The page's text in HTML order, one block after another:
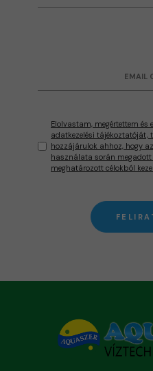
Elolvastam, megértettem és
adatkezelési tájékoztatóját,
hozzájárulok ahhoz, hogy
használata során
meghatározott célokból